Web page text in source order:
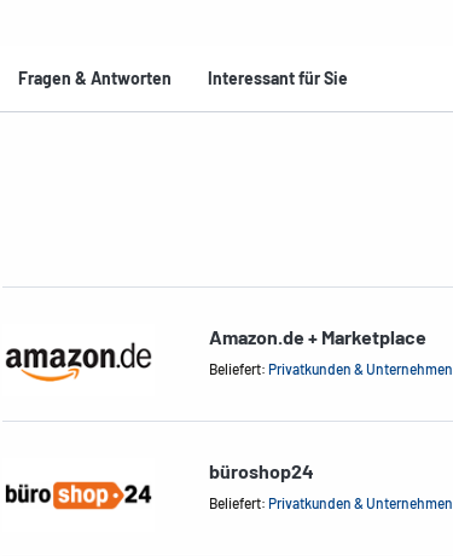
Fragen & Antworten Interessant für Sie
Amazon.de + Marketplace
Beliefert: Privatkunden & Unternehmen
büroshop24
Beliefert: Privatkunden & Unternehmen